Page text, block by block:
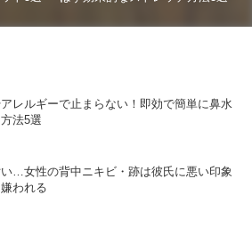
レルギーで止まらない！即効で簡単に鼻水
法5選
…女性の背中ニキビ・跡は彼氏に悪い印象
われる